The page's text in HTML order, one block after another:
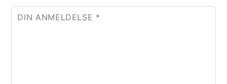
DIN ANMELDELSE *